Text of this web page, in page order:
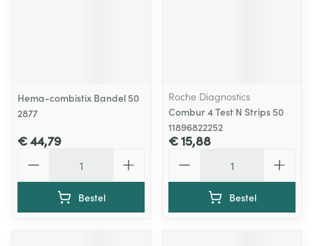
Hema-combistix Bandel 50
2877
€ 44,79
Bestel
Roche Diagnostics
Combur 4 Test N Strips 50
11896822252
€ 15,88
Bestel